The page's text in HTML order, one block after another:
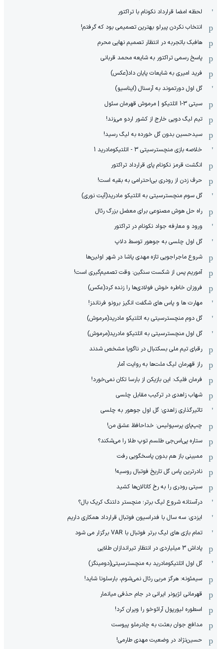
لحظه امضا قرارداد نکونام با تراکتور
انتخاب نکردن پیرلو بهترین تصمیمی بود که گرفتم!
هافبک باتجربه در انتظار تصمیم نهایی محرم
پاسخ رسمی تراکتور به شایعه محمد قربانی
فرید امیری به شایعات پایان داد(عکس)
گل اول دورتموند به آرسنال (ایناسیو)
سیتی 3-1 اتلتیکو | مرموش قهرمان سئول
تیم لیگ دویی خارج از کشور اردو می‌زند!
سیدحسین بدون گل خورده به لیگ رسید!
خلاصه بازی منچسترسیتی 3 - اتلتیکومادرید 1
انگشت قرمز نکونام پای قرارداد تراکتور
حرف زدن از رودری بی‌احترامی به بقیه است!
گل سوم منچسترسیتی به اتلتیکو مادرید(آیت نوری)
راه حل هوش مصنوعی برای معضل بزرگ رئال
ورود و معارفه جواد نکونام در تراکتور
گل اول چلسی به جوهور توسط دلاپ
شروع ماجراجویی تازه مهدی پاشا در شهر اولین‌ها
آموریم پس از شکست سنگین: وقت تصمیم‌گیری است!
فروزان خاطره خوش فولادی‌ها را زنده کرد(عکس)
مهارت ها و پاس های شگفت انگیز برونو فرناندز!
گل دوم منچسترسیتی به اتلتیکو مادرید(مرموش)
گل اول منچسترسیتی به اتلتیکو مادرید(مرموش)
رقبای تیم ملی بسکتبال در ناگویا مشخص‌ شدند
راز قهرمان لیگ ملت‌ها به روایت آمار
فرمان فلیک: این بازیکن از بارسا تکان نمی‌خورد!
شهاب زاهدی در ترکیب مقابل چلسی
تاثیرگذاری زاهدی؛ گل اول جوهور به چلسی
چپ‌پای پرسپولیس: خداحافظ عشق من!
ستاره پی‌اس‌جی طلسم توپ طلا را می‌شکند؟
ممبینی باز هم بدون پاسخگویی رفت
نادر‌ترین پاس گل تاریخ فوتبال روسیه!
سیتی رودری را به رخ کاتالان‌ها کشید
درآستانه شروع لیگ برتر؛ منچستر دلتنگ کریک بال؟
ایزدی: سه سال با فدراسیون فوتبال قرارداد همکاری داریم
تمام بازی های لیگ برتر فوتبال با VAR برگزار می شود
پاداش 3 میلیاردی در انتظار تیراندازان طلایی
گل اول اتلتیکومادرید به منچسترسیتی(دومینگز)
سیمئونه: هرگز مربی رئال نمی‌شوم، بارسلونا شاید!
قهرمانی لژیونر ایرانی در جام حذفی میانمار
اسطوره لیورپول آرائوخو را ویران کرد!
مدافع جوان بعثت به چادرملو پیوست
حسین‌نژاد در وضعیت مهدی طارمی!